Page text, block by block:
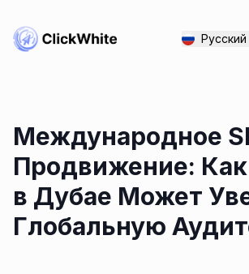
Русский
Международное
Продвижение:
в Дубае Может
Глобальную